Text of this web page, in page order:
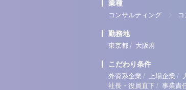
業種
コンサルティング
勤務地
東京都 / 大阪府
こだわり条件
外資系企業 / 上場企業 /
社長・役員直下 / 事業責